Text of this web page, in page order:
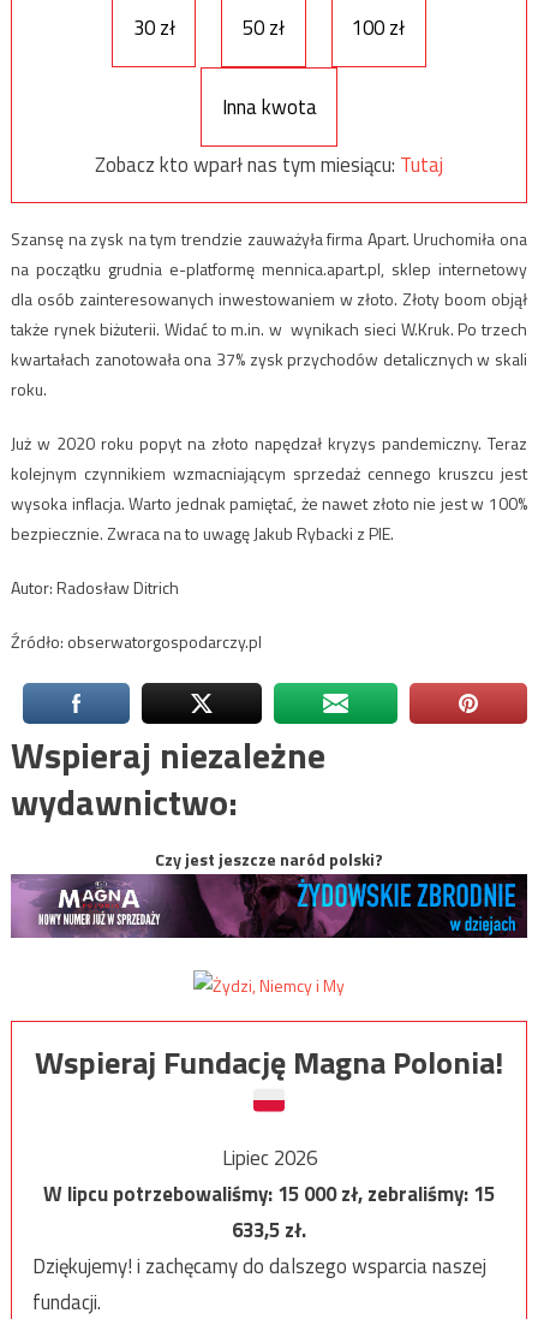
30 zł 50 zł 100 zł
Inna kwota
Zobacz kto wparł nas tym miesiącu: Tutaj
Szansę na zysk na tym trendzie zauważyła firma Apart. Uruchomiła ona
na początku grudnia e-platformę mennica.apart.pl, sklep internetowy
dla osób zainteresowanych inwestowaniem w złoto. Złoty boom objął
także rynek biżuterii. Widać to m.in. w wynikach sieci W.Kruk. Po trzech
kwartałach zanotowała ona 37% zysk przychodów detalicznych w skali
roku.
Już w 2020 roku popyt na złoto napędzał kryzys pandemiczny. Teraz
kolejnym czynnikiem wzmacniającym sprzedaż cennego kruszcu jest
wysoka inflacja. Warto jednak pamiętać, że nawet złoto nie jest w 100%
bezpiecznie. Zwraca na to uwagę Jakub Rybacki z PIE.
Autor: Radosław Ditrich
Źródło: obserwatorgospodarczy.pl
Wspieraj niezależne
wydawnictwo:
Czy jest jeszcze naród polski?
Wspieraj Fundację Magna Polonia!
Lipiec 2026
W lipcu potrzebowaliśmy:15 000zł, zebraliśmy:15
633,5zł.
Dziękujemy! i zachęcamy do dalszego wsparcia naszej
fundacji.